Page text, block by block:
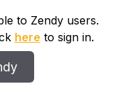
un sentido amplio
el «Revuelta
personajes
de mirar y
la hora de
to Zendy users.
here to sign in.